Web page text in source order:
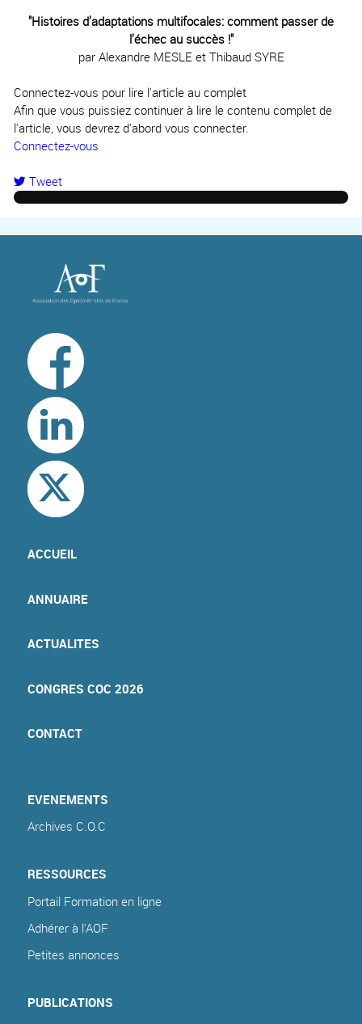
"Histoires d’adaptations multifocales: comment passer de
l’échec au succès !"
par Alexandre MESLE et Thibaud SYRE
Connectez-vous pour lire l'article au complet
Afin que vous puissiez continuer à lire le contenu complet de
l'article, vous devrez d'abord vous connecter.
Connectez-vous
Tweet
pinterest
ACCUEIL
ANNUAIRE
ACTUALITES
CONGRES COC 2026
CONTACT
EVENEMENTS
Archives C.O.C
RESSOURCES
Portail Formation en ligne
Adhérer à l'AOF
Petites annonces
PUBLICATIONS